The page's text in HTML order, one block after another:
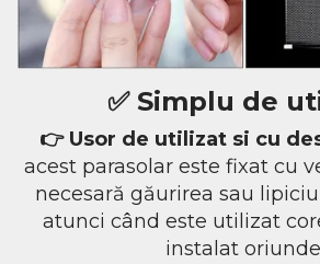
✅ Simplu de
👉 Usor de utilizat si cu
acest parasolar este fixat cu
necesară găurirea sau
atunci când este utilizat
instalat